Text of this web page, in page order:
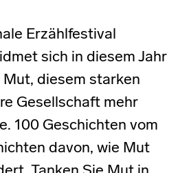
Erzählfestival
sich in diesem Jahr
diesem starken
Gesellschaft mehr
100 Geschichten vom
davon, wie Mut